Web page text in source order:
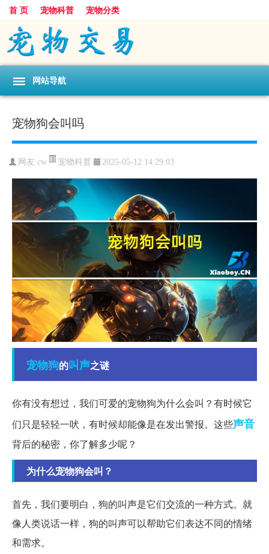
首 页 宠物科普 宠物分类
网站导航
宠物狗会叫吗
网友:cw 宠物科普 2025-05-12 14:29:03
宠物狗的叫声之谜
你有没有想过，我们可爱的宠物狗为什么会叫？有时候它
们只是轻轻一吠，有时候却能像是在发出警报。这些声音
背后的秘密，你了解多少呢？
为什么宠物狗会叫？
首先，我们要明白，狗的叫声是它们交流的一种方式。就
像人类说话一样，狗的叫声可以帮助它们表达不同的情绪
和需求。